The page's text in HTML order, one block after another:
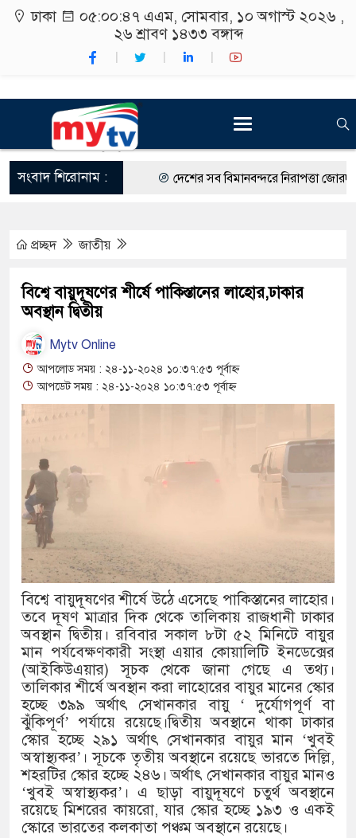
ঢাকা ০৫:০০:৪৭ এএম, সোমবার, ১০ অগাস্ট ২০২৬ ,
২৬ শ্রাবণ ১৪৩৩ বঙ্গাব্দ
সংবাদ শিরোনাম : দেশের সব বিমানবন্দরে নিরাপত্তা জোরদারের
কর্মসূচীর শুভসূচনা।
থাকায় বিক্রিতে নিষেধাজ্ঞা
‘গুলশানের চামেলি’তে ভিন্ন রূপে এডলফ
সারজিস-পাটোয়ারীসহ ১০ জনের বিরুদ্ধে
গুলশান থেকে সাবেক মন্ত্রী লতিফ সিদ্দিকী
‘স্কুটি নাকি গোল্ড?’ ক্যাম্পেইনের
এর ফ্রিডম ব্র্যান্ড, বাড়ল ক্যাম্পেইনের মেয়াদ
সংবিধান অনুযায়ী যথাসময়ে রাষ্ট্রপতি
১৫২২ পুলিশ সদস্যকে চাকরিতে পুনর্বহালের
খিলক্ষেত থানা বিএনপির যুগ্ম আহ্বায়ক মশিউর
দেশের ৬ অঞ্চলে ঝড়ের আভাস
সার্ককে আরও গতিশীল করতে চায়
প্রচ্ছদ জাতীয়
বিশ্বে বায়ুদূষণের শীর্ষে পাকিস্তানের লাহোর,ঢাকার
অবস্থান দ্বিতীয়
Mytv Online
আপলোড সময় : ২৪-১১-২০২৪ ১০:৩৭:৫৩ পূর্বাহ্ন
আপডেট সময় : ২৪-১১-২০২৪ ১০:৩৭:৫৩ পূর্বাহ্ন
বিশ্বে বায়ুদূষণের শীর্ষে উঠে এসেছে পাকিস্তানের লাহোর।
তবে দূষণ মাত্রার দিক থেকে তালিকায় রাজধানী ঢাকার
অবস্থান দ্বিতীয়। রবিবার সকাল ৮টা ৫২ মিনিটে বায়ুর
মান পর্যবেক্ষণকারী সংস্থা এয়ার কোয়ালিটি ইনডেক্সের
(আইকিউএয়ার) সূচক থেকে জানা গেছে এ তথ্য।
তালিকার শীর্ষে অবস্থান করা লাহোরের বায়ুর মানের স্কোর
হচ্ছে ৩৯৯ অর্থাৎ সেখানকার বায়ু ‘ দুর্যোগপূর্ণ বা
ঝুঁকিপূর্ণ’ পর্যায়ে রয়েছে।দ্বিতীয় অবস্থানে থাকা ঢাকার
স্কোর হচ্ছে ২৯১ অর্থাৎ সেখানকার বায়ুর মান ‘খুবই
অস্বাস্থ্যকর’। সূচকে তৃতীয় অবস্থানে রয়েছে ভারতে দিল্লি,
শহরটির স্কোর হচ্ছে ২৪৬। অর্থাৎ সেখানকার বায়ুর মানও
‘খুবই অস্বাস্থ্যকর’। এ ছাড়া বায়ুদূষণে চতুর্থ অবস্থানে
রয়েছে মিশরের কায়রো, যার স্কোর হচ্ছে ১৯৩ ও একই
স্কোরে ভারতের কলকাতা পঞ্চম অবস্থানে রয়েছে।